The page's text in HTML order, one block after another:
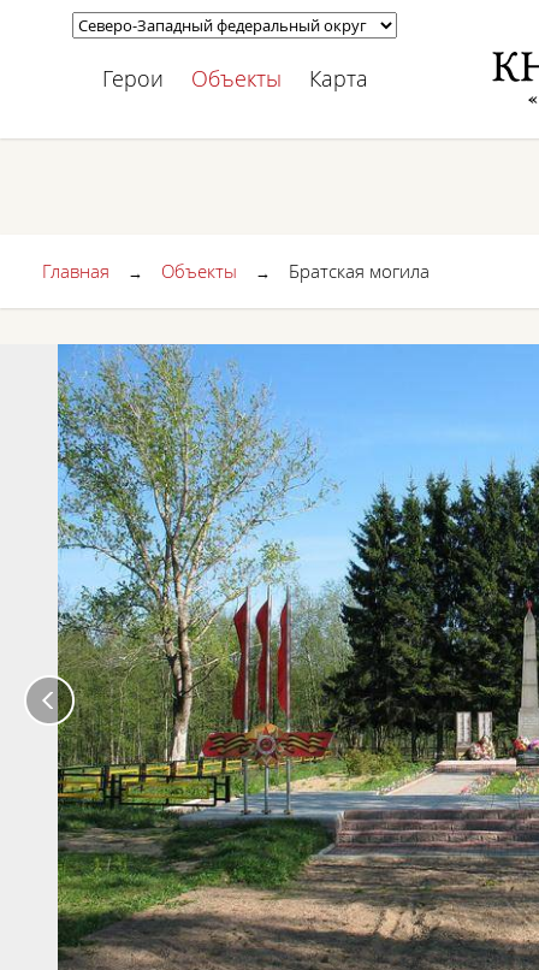
Герои Объекты Карта
Главная → Объекты → Братская могила